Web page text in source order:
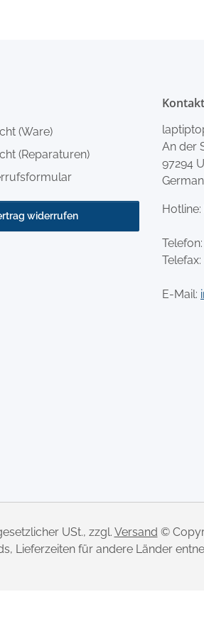
(Ware)
(Reparaturen)
widerrufen
Kontakt
An der
97294
Telefon:
E-Mail:
USt., zzgl. Versand ©
Lieferzeiten für andere Länder